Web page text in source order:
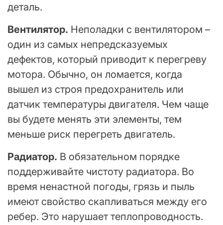
деталь.
Вентилятор. Неполадки с вентилятором –
один из самых непредсказуемых
дефектов, который приводит к перегреву
мотора. Обычно, он ломается, когда
вышел из строя предохранитель или
датчик температуры двигателя. Чем чаще
вы будете менять эти элементы, тем
меньше риск перегреть двигатель.
Радиатор. В обязательном порядке
поддерживайте чистоту радиатора. Во
время ненастной погоды, грязь и пыль
имеют свойство скапливаться между его
ребер. Это нарушает теплопроводность.